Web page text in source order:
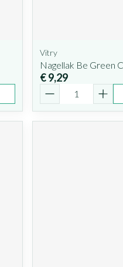
Vitry
Nagellak Be Green
€ 9,29